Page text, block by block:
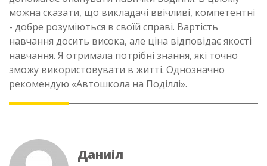
можна сказати, що викладачі ввічливі, компетентні
- добре розуміються в своїй справі. Вартість
навчання досить висока, але ціна відповідає якості
навчання. Я отримала потрібні знання, які точно
зможу використовувати в житті. Однозначно
рекомендую «Автошкола на Поділлі».
Даниіл